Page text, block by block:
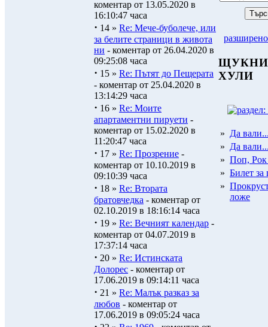
коментар от 13.05.2020 в
16:10:47 часа
· 14 » Re: Мече-буболече, или
за белите страници в живота
ни - коментар от 26.04.2020 в
09:25:08 часа
· 15 » Re: Пътят до Пещерата
- коментар от 25.04.2020 в
13:14:29 часа
· 16 » Re: Моите
апартаментни пируети -
коментар от 15.02.2020 в
11:20:47 часа
· 17 » Re: Прозрение -
коментар от 10.10.2019 в
09:10:39 часа
· 18 » Re: Втората
братовчедка - коментар от
02.10.2019 в 18:16:14 часа
· 19 » Re: Вечният календар -
коментар от 04.07.2019 в
17:37:14 часа
· 20 » Re: Истинската
Долорес - коментар от
17.06.2019 в 09:14:11 часа
· 21 » Re: Малък разказ за
любов - коментар от
17.06.2019 в 09:05:24 часа
ХУЛИ
» Да
» Да
» Поп, Рок
» Билет за
»
ложе